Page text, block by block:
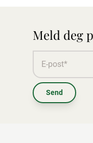
Meld deg
Send